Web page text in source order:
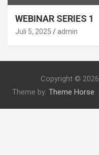
WEBINAR SERIES 1
Juli 5, 2025 admin
Copyright © 2026
Theme by: Theme Horse